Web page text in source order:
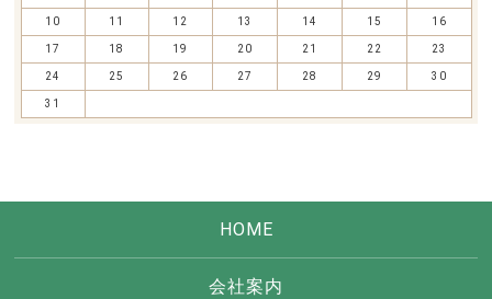
10 11 12 13 14 15 16
17 18 19 20 21 22 23
24 25 26 27 28 29 30
31
HOME
会社案内